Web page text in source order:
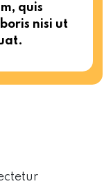
quis
nisi ut